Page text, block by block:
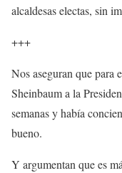
alcaldesas electas, sin
+++
Nos aseguran que para
Sheinbaum a la
semanas y había
bueno.
Y argumentan que es